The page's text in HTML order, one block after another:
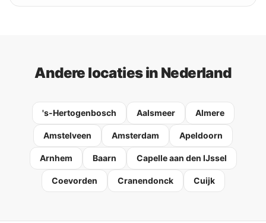
Andere locaties in Nederland
's-Hertogenbosch Aalsmeer Almere
Amstelveen Amsterdam Apeldoorn
Arnhem Baarn Capelle aan den IJssel
Coevorden Cranendonck Cuijk